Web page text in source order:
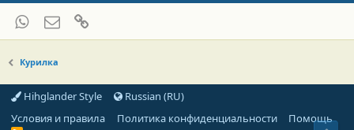
WhatsAppЭлектронная почта
Курилка
Hihglander Style
Russian (RU)
Условия и правила
Политика конфиденциальности Помощь